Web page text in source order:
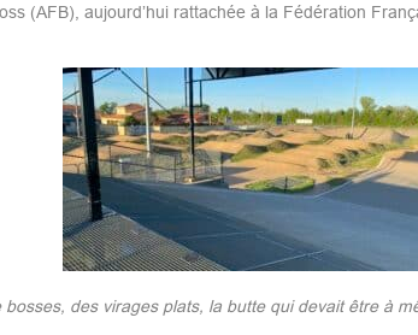
(AFB), aujourd’hui rattachée à la Fédération
des virages plats, la butte qui devait être à